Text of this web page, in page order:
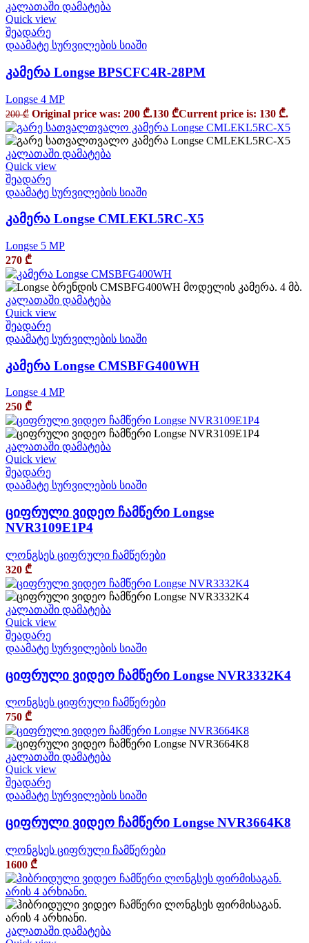
კალათაში დამატება
Quick view
შეადარე
დაამატე სურვილების სიაში
კამერა Longse BPSCFC4R-28PM
Longse 4 MP
200₾ Original price was: 200 ₾.130 ₾Current price is: 130 ₾.
კალათაში დამატება
Quick view
შეადარე
დაამატე სურვილების სიაში
კამერა Longse CMLEKL5RC-X5
Longse 5 MP
270 ₾
კალათაში დამატება
Quick view
შეადარე
დაამატე სურვილების სიაში
კამერა Longse CMSBFG400WH
Longse 4 MP
250 ₾
კალათაში დამატება
Quick view
შეადარე
დაამატე სურვილების სიაში
ციფრული ვიდეო ჩამწერი Longse
NVR3109E1P4
ლონგსეს ციფრული ჩამწერები
320 ₾
კალათაში დამატება
Quick view
შეადარე
დაამატე სურვილების სიაში
ციფრული ვიდეო ჩამწერი Longse NVR3332K4
ლონგსეს ციფრული ჩამწერები
750 ₾
კალათაში დამატება
Quick view
შეადარე
დაამატე სურვილების სიაში
ციფრული ვიდეო ჩამწერი Longse NVR3664K8
ლონგსეს ციფრული ჩამწერები
1600 ₾
კალათაში დამატება